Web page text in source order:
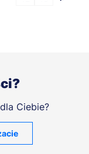
StronaStronaStrona
Ciebie?